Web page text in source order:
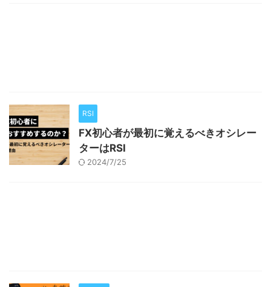
RSI
FX初心者が最初に覚えるべきオシレー
ターはRSI
2024/7/25